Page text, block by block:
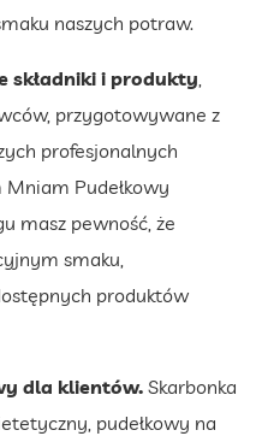
naszych potraw.
składniki i produkty
przygotowywane z
profesjonalnych
Pudełkowy
masz pewność, że
smaku,
produktów
dla klientów. Skarbonka
pudełkowy na